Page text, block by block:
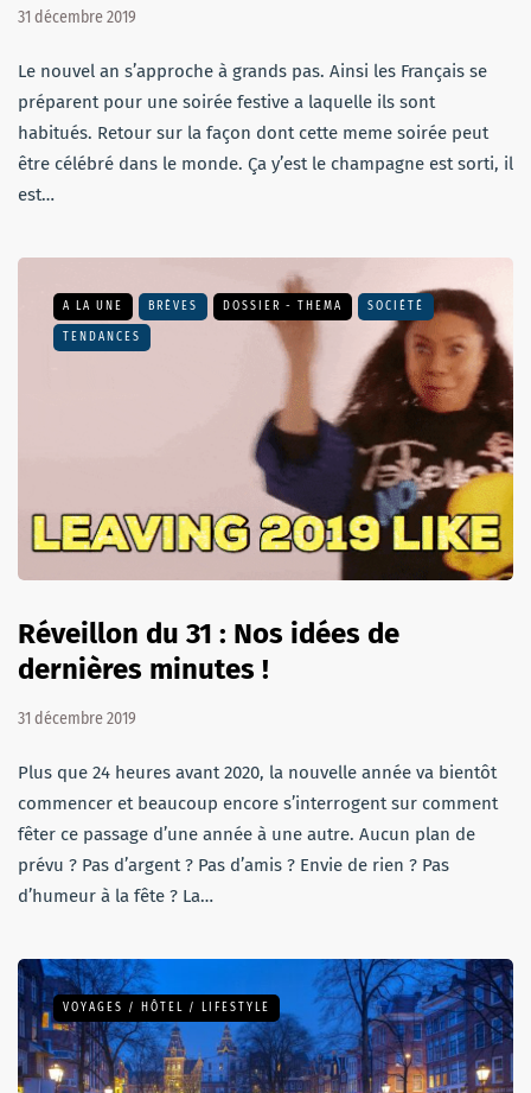
31 décembre 2019
Le nouvel an s’approche à grands pas. Ainsi les Français se
préparent pour une soirée festive a laquelle ils sont
habitués. Retour sur la façon dont cette meme soirée peut
être célébré dans le monde. Ça y’est le champagne est sorti, il
est…
A LA UNE BRÈVES DOSSIER - THEMA SOCIÉTÉ
TENDANCES
Réveillon du 31 : Nos idées de
dernières minutes !
31 décembre 2019
Plus que 24 heures avant 2020, la nouvelle année va bientôt
commencer et beaucoup encore s’interrogent sur comment
fêter ce passage d’une année à une autre. Aucun plan de
prévu ? Pas d’argent ? Pas d’amis ? Envie de rien ? Pas
d’humeur à la fête ? La…
VOYAGES / HÔTEL / LIFESTYLE